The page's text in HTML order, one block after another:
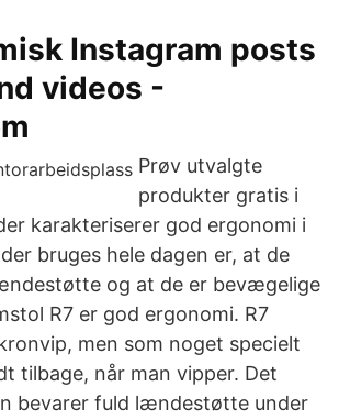
Instagram posts
videos -
Prøv utvalgte
produkter gratis i
karakteriserer god ergonomi i
bruges hele dagen er, at de
og at de er bevægelige
R7 er god ergonomi. R7
men som noget specielt
tilbage, når man vipper. Det
bevarer fuld lændestøtte under